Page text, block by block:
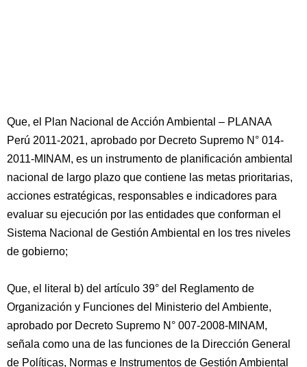
Que, el Plan Nacional de Acción Ambiental – PLANAA
Perú 2011-2021, aprobado por Decreto Supremo N° 014-
2011-MINAM, es un instrumento de planificación ambiental
nacional de largo plazo que contiene las metas prioritarias,
acciones estratégicas, responsables e indicadores para
evaluar su ejecución por las entidades que conforman el
Sistema Nacional de Gestión Ambiental en los tres niveles
de gobierno;
Que, el literal b) del artículo 39° del Reglamento de
Organización y Funciones del Ministerio del Ambiente,
aprobado por Decreto Supremo N° 007-2008-MINAM,
señala como una de las funciones de la Dirección General
de Políticas, Normas e Instrumentos de Gestión Ambiental